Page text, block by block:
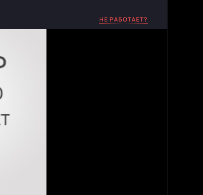
НЕ РАБОТАЕТ?